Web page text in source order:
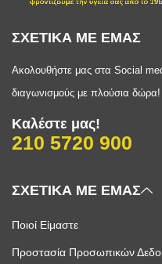
ΣΧΕΤΙΚΑ ΜΕ ΕΜΑΣ
Ακολουθήστε μας στα Social
διαγωνισμούς με πλούσια δώρα!
Καλέστε μας!
210 5720 900
ΣΧΕΤΙΚΑ ΜΕ ΕΜΑΣ
Ποιοί Είμαστε
Προστασία Προσωπικών